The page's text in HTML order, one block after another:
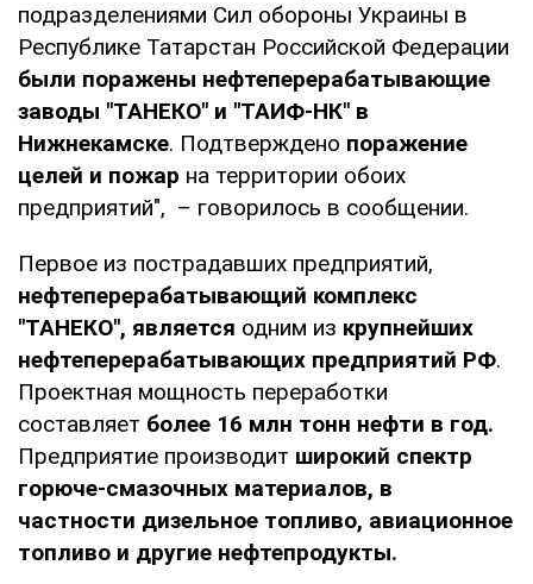
подразделениями Сил обороны Украины в
Республике Татарстан Российской Федерации
были поражены нефтеперерабатывающие
заводы "ТАНЕКО" и "ТАИФ-НК" в
Нижнекамске. Подтверждено поражение
целей и пожар на территории обоих
предприятий", – говорилось в сообщении.
Первое из пострадавших предприятий,
нефтеперерабатывающий комплекс
"ТАНЕКО", является одним из крупнейших
нефтеперерабатывающих предприятий РФ.
Проектная мощность переработки
составляет более 16 млн тонн нефти в год.
Предприятие производит широкий спектр
горюче-смазочных материалов, в
частности дизельное топливо, авиационное
топливо и другие нефтепродукты.